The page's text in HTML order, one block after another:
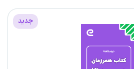
جدید